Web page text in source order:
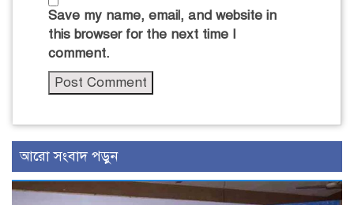
Save my name, email, and website in
this browser for the next time I
comment.
আরো সংবাদ পড়ুন